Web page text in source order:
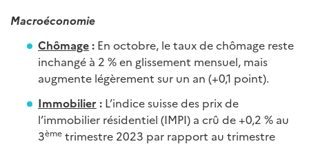
Macroéconomie
Chômage: En octobre, le taux de chômage reste
inchangé à 2 % en glissement mensuel, mais
augmente légèrement sur un an (+0,1 point).
Immobilier : L’indice suisse des prix de
l’immobilier résidentiel (IMPI) a crû de +0,2 % au
3ème trimestre 2023 par rapport au trimestre